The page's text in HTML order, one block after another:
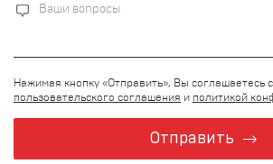
Отправить
Нажимая кнопку «Отправить», Вы соглашаетесь
пользовательского соглашения и политикой